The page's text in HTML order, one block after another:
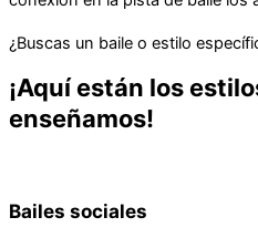
¿Buscas un baile o estilo
¡Aquí están los
enseñamos!
Bailes sociales